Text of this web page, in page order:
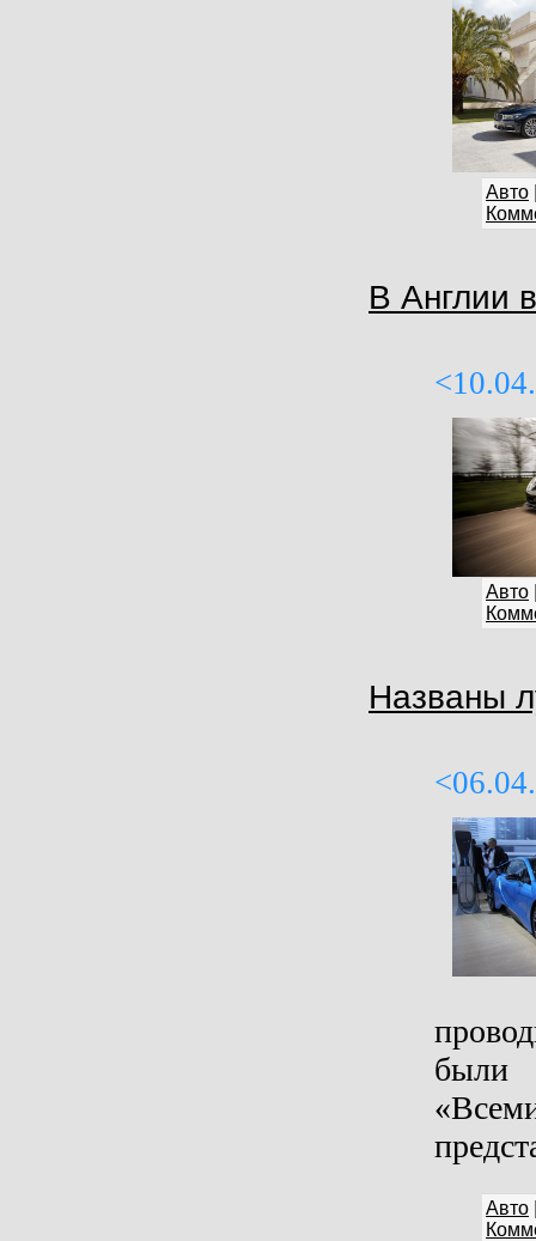
Авто
В Англии
Авто
Названы
были
Авто